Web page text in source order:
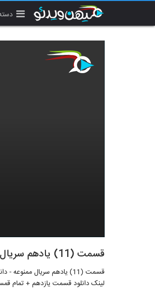
قسمت (11) یادهم سریال ممنوعه - دانلود قسمت یازدهم سریال ممنوعه - HF
قسمت (11) یادهم سریال ممنوعه - دانلود قسمت یازدهم سریال ممنوعه - HF
لینک دانلود قسمت یازدهم + تمام